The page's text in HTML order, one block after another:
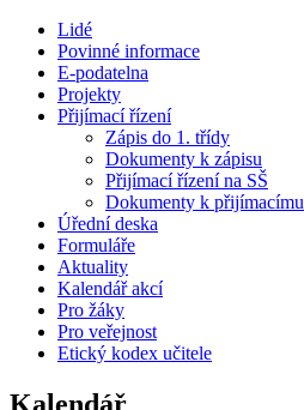
Lidé
Povinné informace
E-podatelna
Projekty
Přijímací řízení
Zápis do 1. třídy
Dokumenty k zápisu
Přijímací řízení na SŠ
Dokumenty k
Úřední deska
Formuláře
Aktuality
Kalendář akcí
Pro žáky
Pro veřejnost
Etický kodex učitele